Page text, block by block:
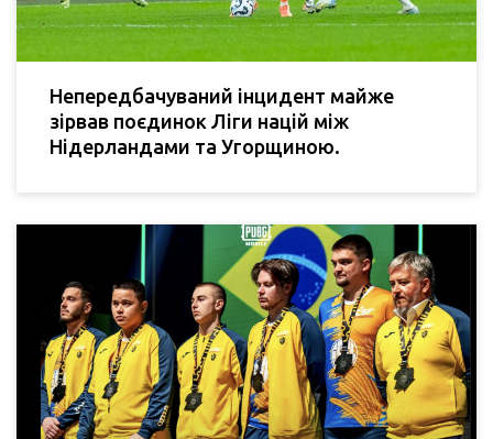
Непередбачуваний інцидент майже
зірвав поєдинок Ліги націй між
Нідерландами та Угорщиною.